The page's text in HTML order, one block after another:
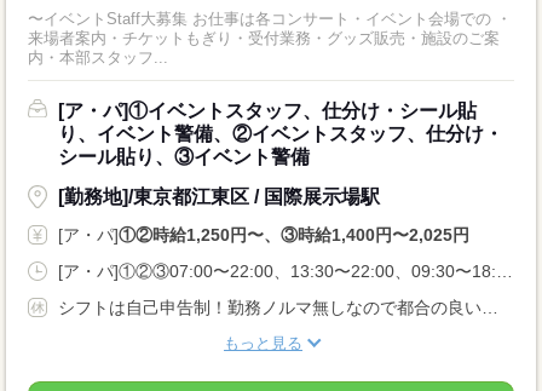
〜イベントStaff大募集 お仕事は各コンサート・イベント会場での ・
来場者案内・チケットもぎり・受付業務・グッズ販売・施設のご案
内・本部スタッフ...
[ア・パ]①イベントスタッフ、仕分け・シール貼
り、イベント警備、②イベントスタッフ、仕分け・
シール貼り、③イベント警備
[勤務地]/東京都江東区 / 国際展示場駅
[ア・パ]①②時給1,250円〜、③時給1,400円〜2,025円
[ア・パ]①②③07:00〜22:00、13:30〜22:00、09:30〜18:00
シフトは自己申告制！勤務ノルマ無しなので都合の良い日に勤務ができます！休日設定も自由！
もっと見る